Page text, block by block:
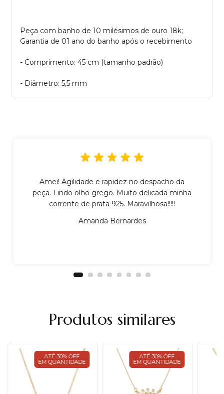
Peça com banho de 10 milésimos de ouro 18k;
Garantia de 01 ano do banho após o recebimento
- Comprimento: 45 cm (tamanho padrão)
- Diâmetro: 5,5 mm
Amei! Agilidade e rapidez no despacho da
peça. Lindo olho grego. Muito delicada minha
corrente de prata 925. Maravilhosa!!!!!
Amanda Bernardes
Produtos similares
ATÉ 30% OFF
EM QUANTIDADE
ATÉ 30% OFF
EM QUANTIDADE